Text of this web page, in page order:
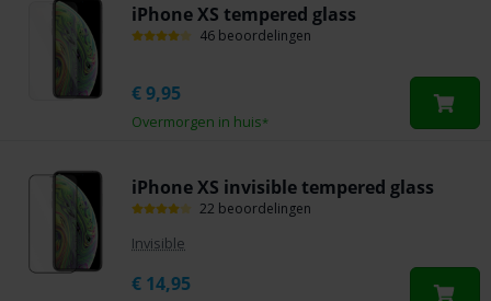
iPhone XS tempered glass
46 beoordelingen
Overmorgen in huis*
€9,95
iPhone XS invisible tempered glass
22 beoordelingen
Invisible
€ 14,95